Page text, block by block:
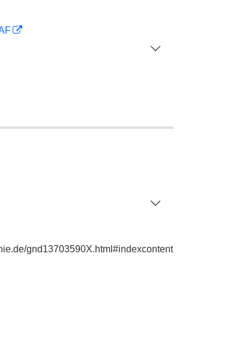
gnd13703590X.html#indexcontent